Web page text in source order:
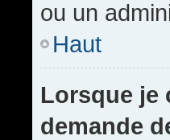
ou un
Haut
Lorsque je
demande